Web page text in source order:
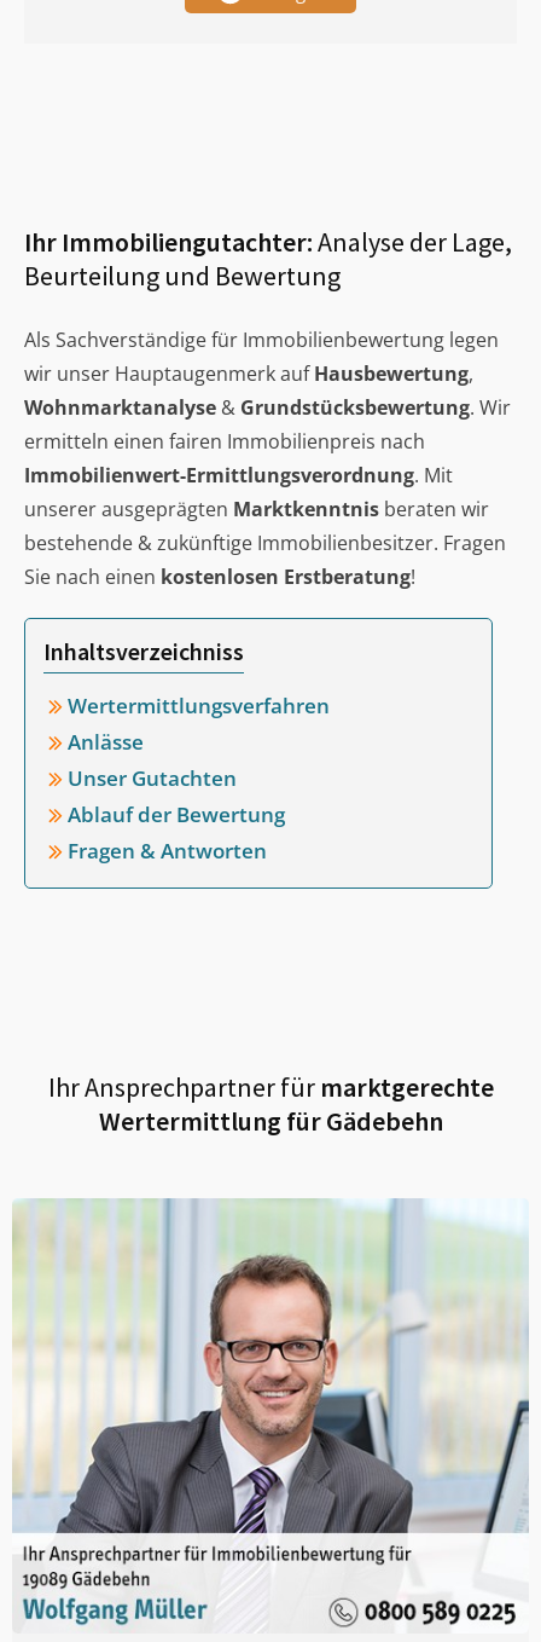
Ihr Immobiliengutachter:Analyse der Lage,
Beurteilung und Bewertung
Als Sachverständige für Immobilienbewertung legen
wir unser Hauptaugenmerk aufHausbewertung,
Wohnmarktanalyse & Grundstücksbewertung. Wir
ermitteln einen fairen Immobilienpreis nach
Immobilienwert-Ermittlungsverordnung. Mit
unserer ausgeprägten Marktkenntnis beraten wir
bestehende & zukünftige Immobilienbesitzer. Fragen
Sie nach einen kostenlosen Erstberatung!
Inhaltsverzeichniss
Wertermittlungsverfahren
Anlässe
Unser Gutachten
Ablauf der Bewertung
Fragen & Antworten
Ihr Ansprechpartner fürmarktgerechte
Wertermittlung fürGädebehn